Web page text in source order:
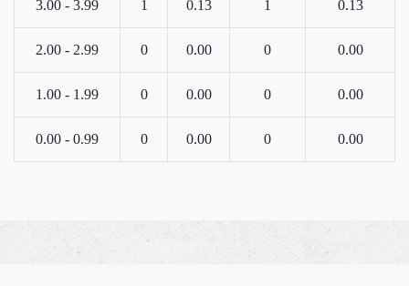
3.00 - 3.99 1 0.13 1 0.13
2.00 - 2.99 0 0.00 0 0.00
1.00 - 1.99 0 0.00 0 0.00
0.00 - 0.99 0 0.00 0 0.00